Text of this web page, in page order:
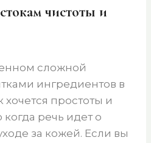
чистоты и
сложной
ингредиентов в
хочется простоты и
речь идет о
за кожей. Если вы